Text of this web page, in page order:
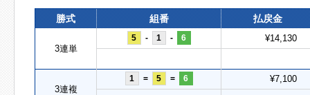
勝式 組番 払戻金
3連単
5 - 1 - 6 ¥14,130
3連複
1 = 5 = 6 ¥7,100